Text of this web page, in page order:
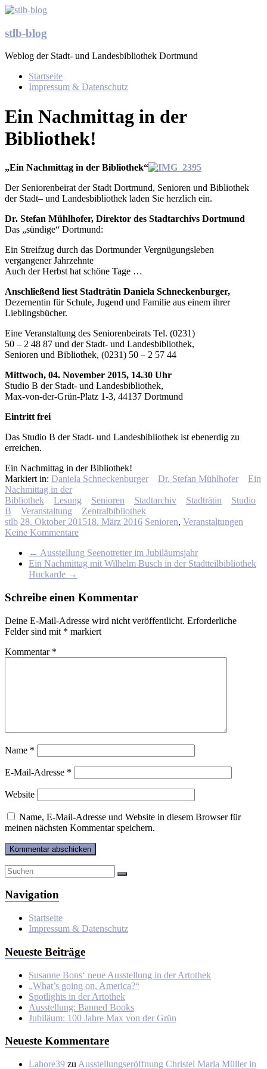
Zum
springen
stlb-blog
Weblog der Stadt- und Landesbibliothek Dortmund
Menü
Startseite
Impressum & Datenschutz
Ein Nachmittag in der
Bibliothek!
„Ein Nachmittag in der Bibliothek“
Der Seniorenbeirat der Stadt Dortmund, Senioren und Bibliothek
der Stadt– und Landesbibliothek laden Sie herzlich ein.
Dr. Stefan Mühlhofer, Direktor des Stadtarchivs Dortmund
Das „sündige“ Dortmund:
Ein Streifzug durch das Dortmunder Vergnügungsleben
vergangener Jahrzehnte
Auch der Herbst hat schöne Tage …
Anschließend liest Stadträtin Daniela Schneckenburger,
Dezernentin für Schule, Jugend und Familie aus einem ihrer
Lieblingsbücher.
Eine Veranstaltung des Seniorenbeirats Tel. (0231)
50 – 2 48 87 und der Stadt- und Landesbibliothek,
Senioren und Bibliothek, (0231) 50 – 2 57 44
Mittwoch, 04. November 2015, 14.30 Uhr
Studio B der Stadt- und Landesbibliothek,
Max-von-der-Grün-Platz 1-3, 44137 Dortmund
Eintritt frei
Das Studio B der Stadt- und Landesbibliothek ist ebenerdig zu
erreichen.
Ein Nachmittag in der Bibliothek!
Markiert in: Daniela Schneckenburger Dr. Stefan Mühlhofer
Ein
Nachmittag in der
Bibliothek
Lesung Senioren Stadtarchiv Stadträtin
Studio
B
Veranstaltung
Zentralbibliothek
stlb 28. Oktober 201518. März 2016 Senioren, Veranstaltungen
Keine Kommentare
← Ausstellung Seenotretter im Jubiläumsjahr
Ein Nachmittag mit Wilhelm Busch in der Stadtteilbibliothek
Huckarde →
Schreibe einen Kommentar
Deine E-Mail-Adresse wird nicht veröffentlicht. Erforderliche
Felder sind mit * markiert
Kommentar *
Name *
E-Mail-Adresse *
Website
Name, E-Mail-Adresse und Website in diesem Browser für
meinen nächsten Kommentar speichern.
Navigation
Startseite
Impressum & Datenschutz
Neueste Beiträge
Susanne Bons‘ neue Ausstellung in der Artothek
„What’s going on, America?“
Spotlights in der Artothek
Ausstellung: Banned Books
Jubiläum: 100 Jahre Max von der Grün
Neueste Kommentare
Lahore39 zu Ausstellungseröffnung Christel Maria Müller in